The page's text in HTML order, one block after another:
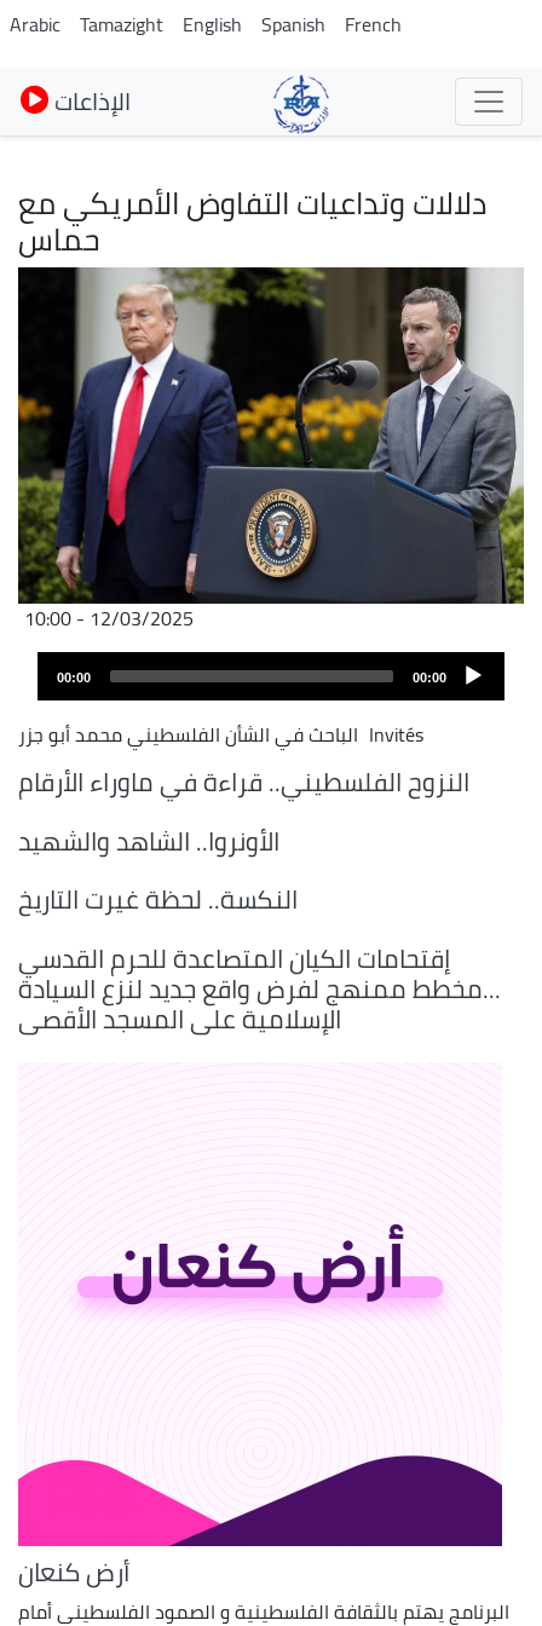
Skip
to
main
content
Arabic Tamazight English Spanish French
الإذاعات
دلالات وتداعيات التفاوض الأمريكي مع
حماس
12/03/2025 - 10:00
00:00
00:00
Invités الباحث في الشأن الفلسطيني محمد أبو جزر
النزوح الفلسطيني.. قراءة في ماوراء الأرقام
الأونروا.. الشاهد والشهيد
النكسة.. لحظة غيرت التاريخ
إقتحامات الكيان المتصاعدة للحرم القدسي
...مخطط ممنهج لفرض واقع جديد لنزع السيادة
الإسلامية على المسجد الأقصى
أرض كنعان
البرنامج يهتم بالثقافة الفلسطينية و الصمود الفلسطيني أمام